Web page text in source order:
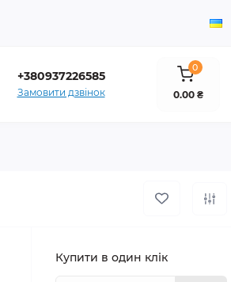
+380937226585
Замовити дзвінок
0
0.00 ₴
Купити в один клік